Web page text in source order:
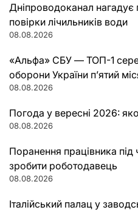
Дніпроводоканал нагадує
повірки лічильників води
08.08.2026
«Альфа» СБУ — ТОП-1
оборони України п’ятий
08.08.2026
Погода у вересні 2026:
08.08.2026
Поранення працівника
зробити роботодавець
08.08.2026
Італійський палац у